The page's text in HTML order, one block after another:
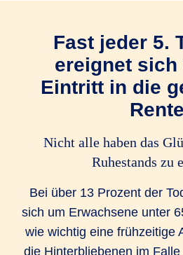
Fast jeder 5.
ereignet sich
Eintritt in die
Rente
Nicht alle haben das
Ruhestands zu
Bei über 13 Prozent der
sich um Erwachsene unter
wie wichtig eine frühzeitige
die Hinterbliebenen im